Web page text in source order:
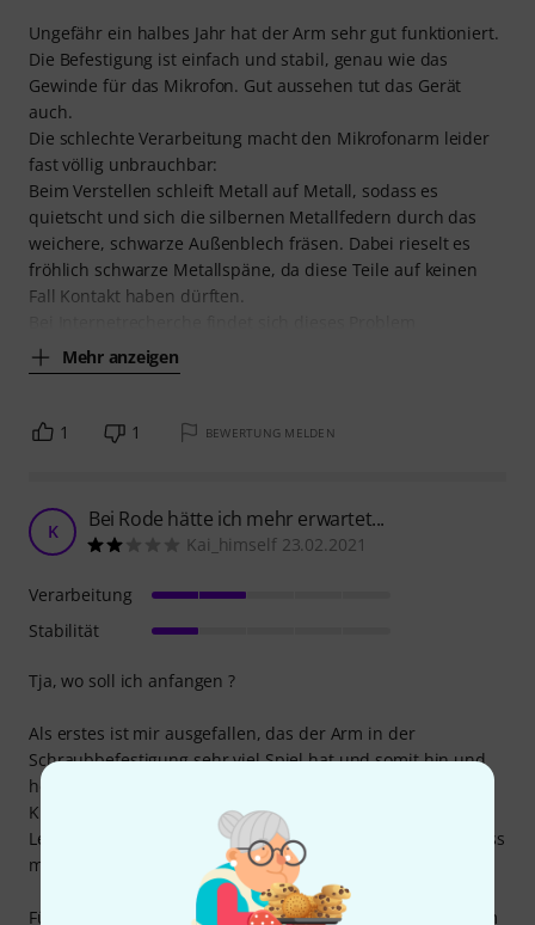
Ungefähr ein halbes Jahr hat der Arm sehr gut funktioniert.
Die Befestigung ist einfach und stabil, genau wie das
Gewinde für das Mikrofon. Gut aussehen tut das Gerät
auch.
Die schlechte Verarbeitung macht den Mikrofonarm leider
fast völlig unbrauchbar:
Beim Verstellen schleift Metall auf Metall, sodass es
quietscht und sich die silbernen Metallfedern durch das
weichere, schwarze Außenblech fräsen. Dabei rieselt es
fröhlich schwarze Metallspäne, da diese Teile auf keinen
Fall Kontakt haben dürften.
Mehr anzeigen
1 1 BEWERTUNG MELDEN
K Bei Rode hätte ich mehr erwartet...
Kai_himself 23.02.2021
Tja, wo soll ich anfangen ?
Als erstes ist mir ausgefallen, das der Arm in der
Schraubbefestigung sehr viel Spiel hat und somit hin und
her wackelt. In der Bohrbefestigung ist eine
Kunstoffpassung vorhanden, hier sitzt der Arm ohne Spiel.
Leider möchte ich kein Loch in meinen Tisch bohren, sodass
mir nur die Schraubbefestigung bleibt.
Für die Mikrofonkabel Befestigung ist nur ein Klettband am
Verarbeitung
Stabilität